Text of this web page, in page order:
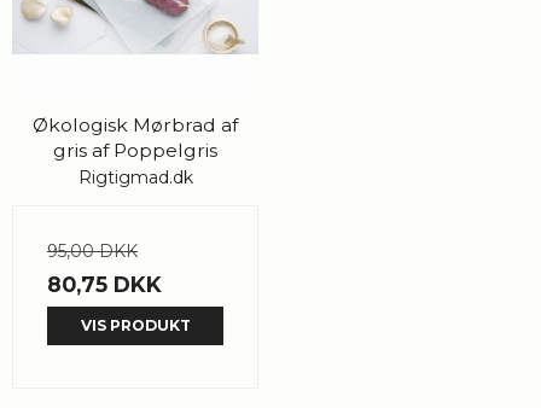
Økologisk Mørbrad af
gris af Poppelgris
Rigtigmad.dk
95,00 DKK
80,75 DKK
VIS PRODUKT